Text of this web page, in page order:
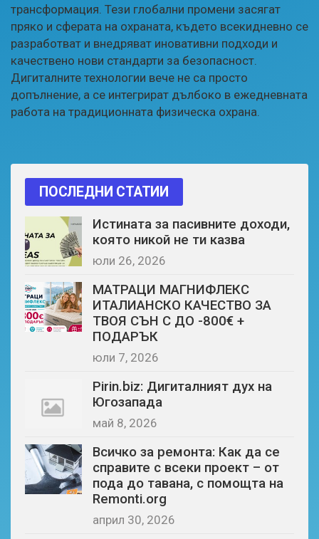
трансформация. Тези глобални промени засягат
пряко и сферата на охраната, където всекидневно се
разработват и внедряват иновативни подходи и
качествено нови стандарти за безопасност.
Дигиталните технологии вече не са просто
допълнение, а се интегрират дълбоко в ежедневната
работа на традиционната физическа охрана.
ПОСЛЕДНИ СТАТИИ
Истината за пасивните доходи,
която никой не ти казва
юли 26, 2026
МАТРАЦИ МАГНИФЛЕКС
ИТАЛИАНСКО КАЧЕСТВО ЗА
ТВОЯ СЪН С ДО -800€ +
ПОДАРЪК
юли 7, 2026
Pirin.biz: Дигиталният дух на
Югозапада
май 8, 2026
Всичко за ремонта: Как да се
справите с всеки проект – от
пода до тавана, с помощта на
Remonti.org
април 30, 2026